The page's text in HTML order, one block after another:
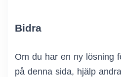
Bidra
Om du har en ny lösning
på denna sida, hjälp